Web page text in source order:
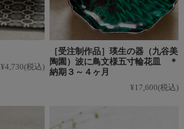
¥4,730(税込)
［受注制作品］瑛生の器（九谷美
陶園）波に鳥文様五寸輪花皿 ＊
納期３～４ヶ月
¥17,600(税込)